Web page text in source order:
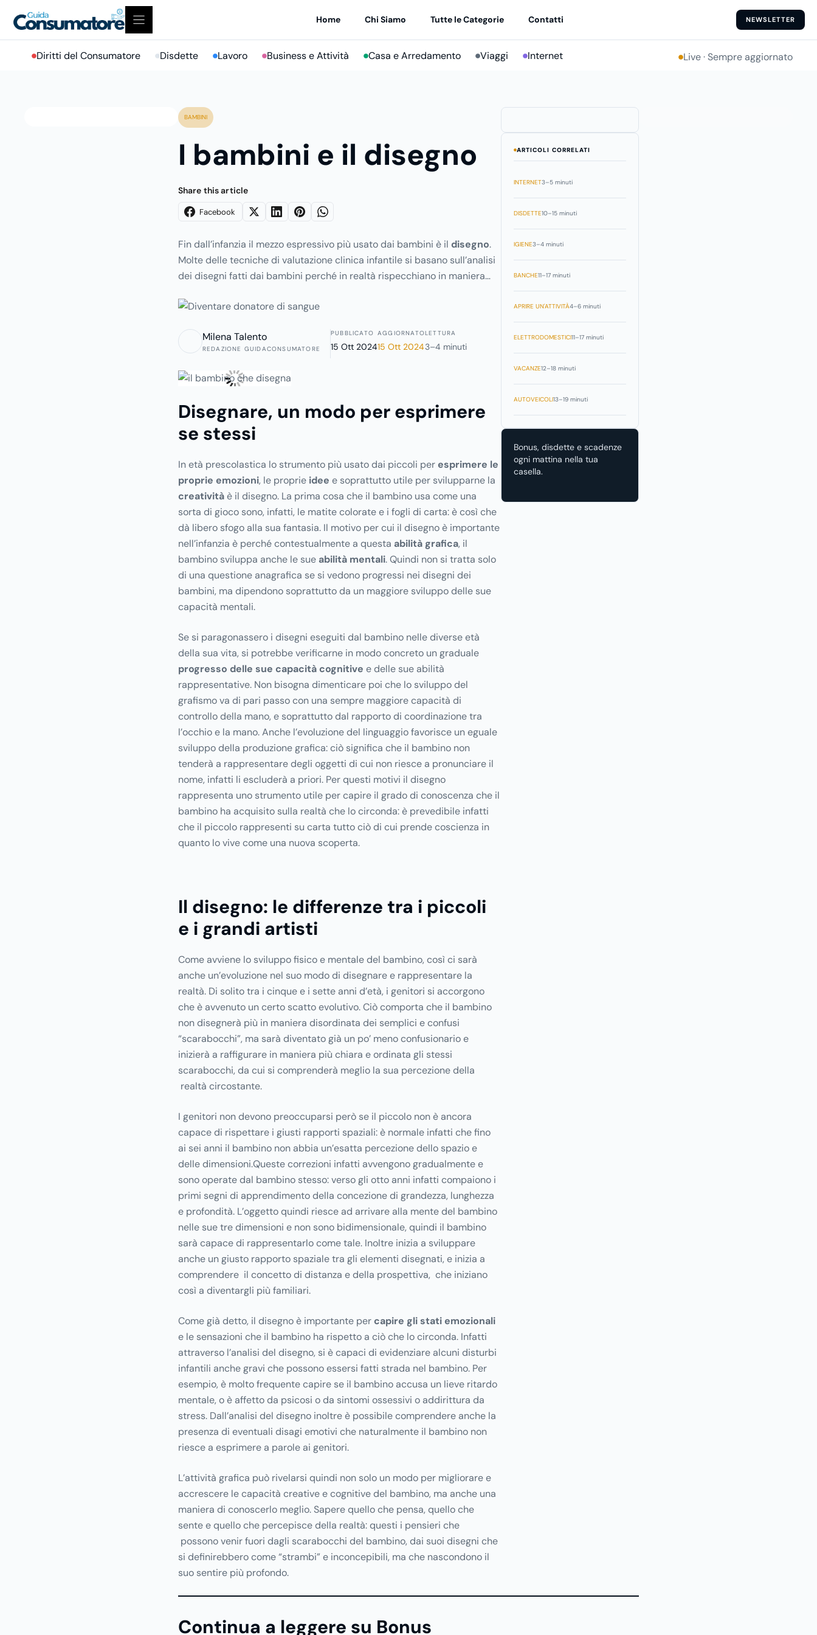
contenuto
Home Chi Siamo Tutte le Categorie Contatti NEWSLETTER
Diritti del Consumatore Disdette Lavoro Business e Attività Casa e Arredamento Viaggi Internet Live · Sempre aggiornato
BAMBINI
I bambini e il disegno
Share this article
Facebook
Fin dall’infanzia il mezzo espressivo più usato dai bambini è il disegno.
Molte delle tecniche di valutazione clinica infantile si basano sull’analisi
dei disegni fatti dai bambini perché in realtà rispecchiano in maniera
anche uno strumento efficace per sviluppare la creatività e i processi
Milena Talento
REDAZIONE GUIDACONSUMATORE
PUBBLICATO
15 Ott 2024
AGGIORNATO
15 Ott 2024
LETTURA
3–4 minuti
Disegnare, un modo per esprimere
se stessi
In età prescolastica lo strumento più usato dai piccoli peresprimere le
proprie emozioni, le proprie idee e soprattutto utile per svilupparne la
creativitàè il disegno. La prima cosa che il bambino usa come una
sorta di gioco sono, infatti, le matite colorate e i fogli di carta: è così che
dà libero sfogo alla sua fantasia. Il motivo per cui il disegno è importante
nell’infanzia è perché contestualmente a questa abilità grafica, il
bambino sviluppa anche le sue abilità mentali. Quindi non si tratta solo
di una questione anagrafica se si vedono progressi nei disegni dei
bambini, ma dipendono soprattutto da un maggiore sviluppo delle sue
capacità mentali.
Se si paragonassero i disegni eseguiti dal bambino nelle diverse età
della sua vita, si potrebbe verificarne in modo concreto un graduale
progresso delle sue capacità cognitive e delle sue abilità
rappresentative. Non bisogna dimenticare poi che lo sviluppo del
grafismo va di pari passo con una sempre maggiore capacità di
controllo della mano, e soprattutto dal rapporto di coordinazione tra
l’occhio e la mano. Anche l’evoluzione del linguaggio favorisce un eguale
sviluppo della produzione grafica: ciò significa che il bambino non
tenderà a rappresentare degli oggetti di cui non riesce a pronunciare il
nome, infatti li escluderà a priori. Per questi motivi il disegno
rappresenta uno strumento utile per capire il grado di conoscenza che il
bambino ha acquisito sulla realtà che lo circonda: è prevedibile infatti
che il piccolo rappresenti su carta tutto ciò di cui prende coscienza in
quanto lo vive come una nuova scoperta.
Il disegno: le differenze tra i piccoli
e i grandi artisti
Come avviene lo sviluppo fisico e mentale del bambino, così ci sarà
anche un’evoluzione nel suo modo di disegnare e rappresentare la
realtà. Di solito tra i cinque e i sette anni d’età, i genitori si accorgono
che è avvenuto un certo scatto evolutivo. Ciò comporta che il bambino
non disegnerà più in maniera disordinata dei semplici e confusi
“scarabocchi”, ma sarà diventato già un po’ meno confusionario e
inizierà a raffigurare in maniera più chiara e ordinata gli stessi
scarabocchi, da cui si comprenderà meglio la sua percezione della
realtà circostante.
I genitori non devono preoccuparsi però se il piccolo non è ancora
capace di rispettare i giusti rapporti spaziali: è normale infatti che fino
ai sei anni il bambino non abbia un’esatta percezione dello spazio e
delle dimensioni.Queste correzioni infatti avvengono gradualmente e
sono operate dal bambino stesso: verso gli otto anni infatti compaiono i
primi segni di apprendimento della concezione di grandezza, lunghezza
e profondità. L’oggetto quindi riesce ad arrivare alla mente del bambino
nelle sue tre dimensioni e non sono bidimensionale, quindi il bambino
sarà capace di rappresentarlo come tale. Inoltre inizia a sviluppare
anche un giusto rapporto spaziale tra gli elementi disegnati, e inizia a
comprendere il concetto di distanza e della prospettiva, che iniziano
così a diventargli più familiari.
Come già detto, il disegno è importante per capire gli stati emozionali
e le sensazioni che il bambino ha rispetto a ciò che lo circonda. Infatti
attraverso l’analisi del disegno, si è capaci di evidenziare alcuni disturbi
infantili anche gravi che possono essersi fatti strada nel bambino. Per
esempio, è molto frequente capire se il bambino accusa un lieve ritardo
mentale, o è affetto da psicosi o da sintomi ossessivi o addirittura da
stress. Dall’analisi del disegno inoltre è possibile comprendere anche la
presenza di eventuali disagi emotivi che naturalmente il bambino non
riesce a esprimere a parole ai genitori.
L’attività grafica può rivelarsi quindi non solo un modo per migliorare e
accrescere le capacità creative e cognitive del bambino, ma anche una
maniera di conoscerlo meglio. Sapere quello che pensa, quello che
sente e quello che percepisce della realtà: questi i pensieri che
possono venir fuori dagli scarabocchi del bambino, dai suoi disegni che
si definirebbero come “strambi” e inconcepibili, ma che nascondono il
suo sentire più profondo.
ARTICOLI CORRELATI
INTERNET3–5 minuti
DISDETTE10–15 minuti
IGIENE3–4 minuti
BANCHE11–17 minuti
APRIRE UN'ATTIVITÀ4–6 minuti
ELETTRODOMESTICI11–17 minuti
VACANZE12–18 minuti
AUTOVEICOLI13–19 minuti
Bonus, disdette e scadenze
ogni mattina nella tua
casella.
Continua a leggere su Bonus